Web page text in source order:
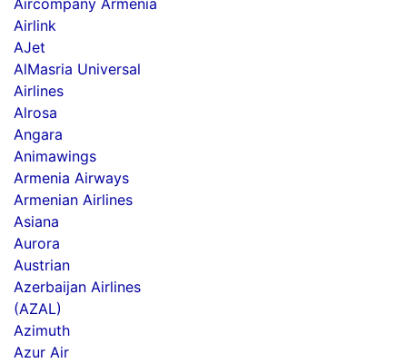
Aircompany Armenia
Airlink
AJet
AlMasria Universal
Airlines
Alrosa
Angara
Animawings
Armenia Airways
Armenian Airlines
Asiana
Aurora
Austrian
Azerbaijan Airlines
(AZAL)
Azimuth
Azur Air